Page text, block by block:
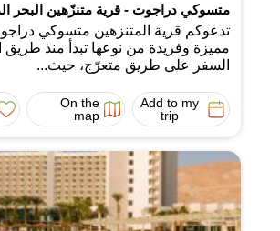
متسوكي دراجوت - قرية متنزّهين البحر
تدعوكم قرية المتنزهين متسوكي
مميزة وفريدة من نوعها تبدأ منذ طريق
السفر على طريق متعرّج، حيث...
Add to my
trip
On the
map